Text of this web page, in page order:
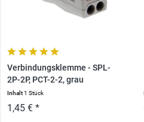
Verbindungsklemme - SPL-
2P-2P, PCT-2-2, grau
Inhalt1 Stück
1,45 € *